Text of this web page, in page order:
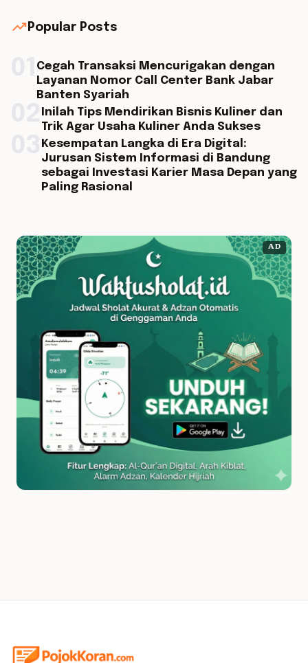
trending_up Popular Posts
Cegah Transaksi Mencurigakan dengan
Layanan Nomor Call Center Bank Jabar
Banten Syariah
Inilah Tips Mendirikan Bisnis Kuliner dan
Trik Agar Usaha Kuliner Anda Sukses
Kesempatan Langka di Era Digital:
Jurusan Sistem Informasi di Bandung
sebagai Investasi Karier Masa Depan yang
Paling Rasional
AD